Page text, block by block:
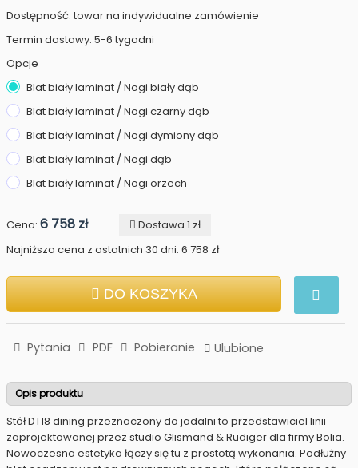
Dostępność: towar na indywidualne zamówienie
Termin dostawy: 5-6 tygodni
Opcje
Blat biały laminat / Nogi biały dąb
Blat biały laminat / Nogi czarny dąb
Blat biały laminat / Nogi dymiony dąb
Blat biały laminat / Nogi dąb
Blat biały laminat / Nogi orzech
Cena: 6 758 zł
Dostawa 1 zł
Najniższa cena z ostatnich 30 dni: 6 758 zł
DO KOSZYKA
Pytania PDF Pobieranie Ulubione
Opis produktu
Stół DT18 dining przeznaczony do jadalni to przedstawiciel linii
zaprojektowanej przez studio Glismand & Rüdiger dla firmy Bolia.
Nowoczesna estetyka łączy się tu z prostotą wykonania. Podłużny